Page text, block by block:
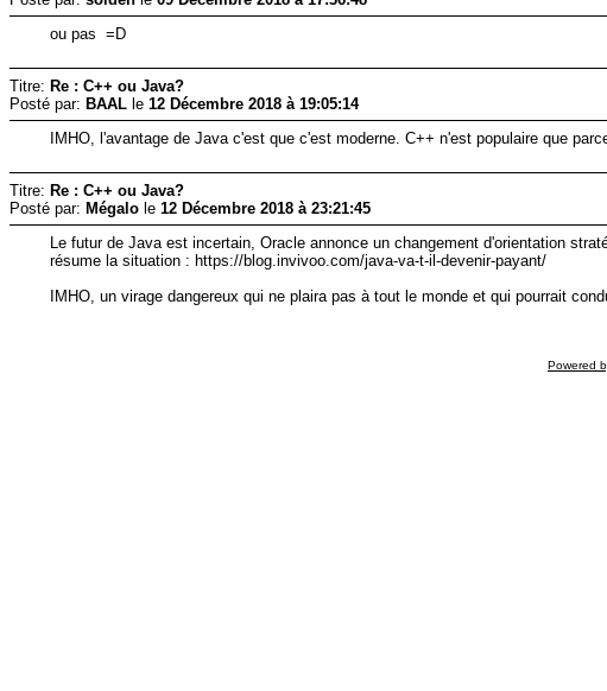
ou pas =D
Titre: Re : C++ ou Java?
Posté par: BAAL le 12 Décembre 2018 à 19:05:14
IMHO, l'avantage de Java c'est que c'est moderne. C++ n'est populaire que
Titre: Re : C++ ou Java?
Posté par: Mégalo le 12 Décembre 2018 à 23:21:45
Le futur de Java est incertain, Oracle annonce un changement d'orientation
résume la situation : https://blog.invivoo.com/java-va-t-il-devenir-payant/
IMHO, un virage dangereux qui ne plaira pas à tout le monde et qui pourrait
Powered